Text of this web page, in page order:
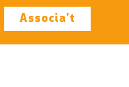
Associa't